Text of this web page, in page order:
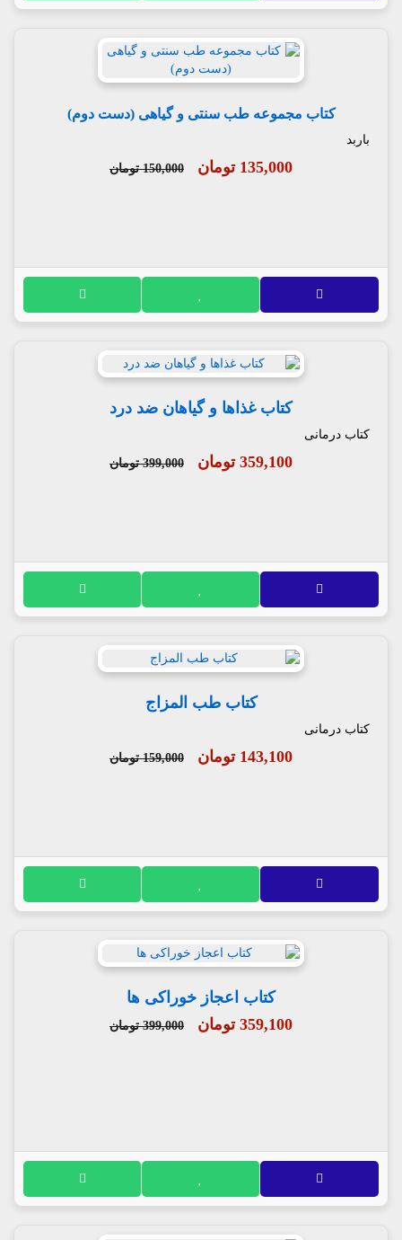
کتاب مجموعه طب سنتی و گیاهی (دست دوم)
باربد
135,000 تومان 150,000 تومان
کتاب غذاها و گیاهان ضد درد
کتاب درمانی
359,100 تومان 399,000 تومان
کتاب طب المزاج
کتاب درمانی
143,100 تومان 159,000 تومان
کتاب اعجاز خوراکی ها
359,100 تومان
399,000 تومان